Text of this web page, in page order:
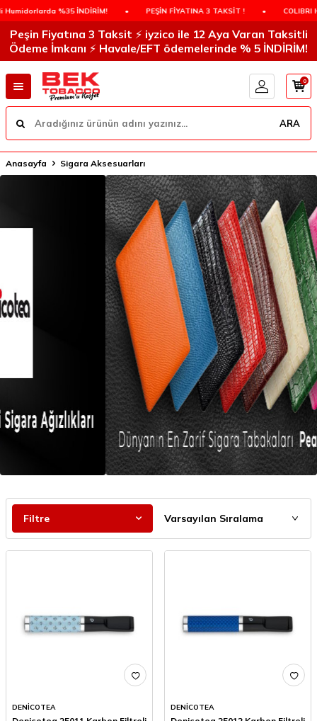
İNDİRİM! • PEŞİN FİYATINA 3 TAKSİT ! • COLIBRI Humidorlarda
Peşin Fiyatına 3 Taksit ⚡️ iyzico ile 12 Aya Varan Taksitli
Ödeme İmkanı ⚡️ Havale/EFT ödemelerinde % 5 İNDİRİM!
ARA
0
Anasayfa Sigara Aksesuarları
Filtre
DENİCOTEA DENİCOTEA